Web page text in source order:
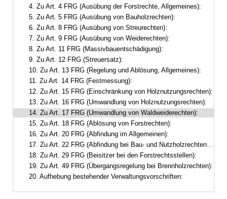
4. Zu Art. 4 FRG (Ausübung der Forstrechte, Allgemeines):
5. Zu Art. 5 FRG (Ausübung von Bauholzrechten):
6. Zu Art. 8 FRG (Ausübung von Streurechten):
7. Zu Art. 9 FRG (Ausübung von Weiderechten):
8. Zu Art. 11 FRG (Massivbauentschädigung):
9. Zu Art. 12 FRG (Streuersatz):
10. Zu Art. 13 FRG (Regelung und Ablösung, Allgemeines):
11. Zu Art. 14 FRG (Festmessung):
12. Zu Art. 15 FRG (Einschränkung von Holznutzungsrechten):
13. Zu Art. 16 FRG (Umwandlung von Holznutzungsrechten):
14. Zu Art. 17 FRG (Umwandlung von Waldweiderechten):
15. Zu Art. 18 FRG (Ablösung von Forstrechten):
16. Zu Art. 20 FRG (Abfindung im Allgemeinen):
17. Zu Art. 22 FRG (Abfindung bei Bau- und Nutzholzrechten nach Bedarf):
18. Zu Art. 29 FRG (Beisitzer bei den Forstrechtsstellen):
19. Zu Art. 49 FRG (Übergangsregelung bei Brennholzrechten):
20. Aufhebung bestehender Verwaltungsvorschriften: